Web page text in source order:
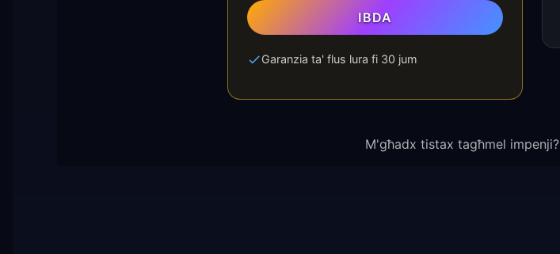
IBDA
Garanzia ta' flus lura fi 30 jum
M'għadx tistax tagħmel impenji?